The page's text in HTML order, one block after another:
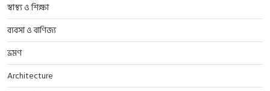
স্বাস্থ্য ও শিক্ষা
ব্যবসা ও বাণিজ্য
ভ্রমণ
Architecture